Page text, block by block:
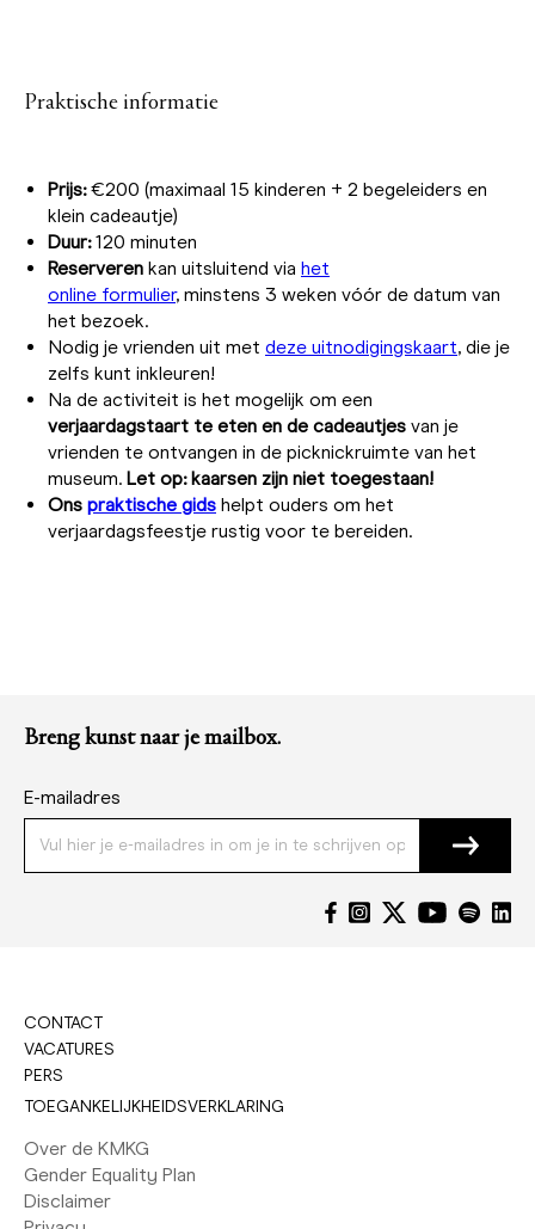
Praktische informatie
Prijs:€200 (maximaal 15 kinderen + 2 begeleiders en
klein cadeautje)
Duur:120 minuten
Reserveren kan uitsluitend via het
online formulier, minstens 3 weken vóór de datum van
het bezoek.
Nodig je vrienden uit met deze uitnodigingskaart, die je
zelfs kunt inkleuren!
Na de activiteit is het mogelijk om een
verjaardagstaart te eten en de cadeautjes van je
vrienden te ontvangen in de picknickruimte van het
museum. Let op: kaarsen zijn niet toegestaan!
Ons praktische gids helpt ouders om het
verjaardagsfeestje rustig voor te bereiden.
Breng kunst naar je mailbox.
E-mailadres
CONTACT
VACATURES
PERS
TOEGANKELIJKHEIDSVERKLARING
Over de KMKG
Gender Equality Plan
Disclaimer